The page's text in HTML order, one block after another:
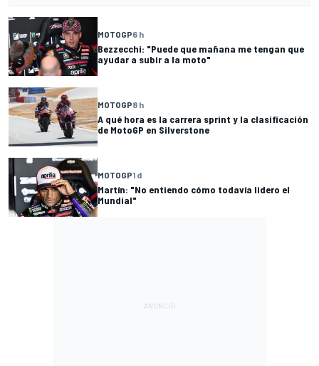
MOTOGP6 h
Bezzecchi: "Puede que mañana me tengan que
ayudar a subir a la moto"
MOTOGP8 h
A qué hora es la carrera sprint y la clasificación
de MotoGP en Silverstone
MOTOGP1 d
Martín: "No entiendo cómo todavía lidero el
Mundial"